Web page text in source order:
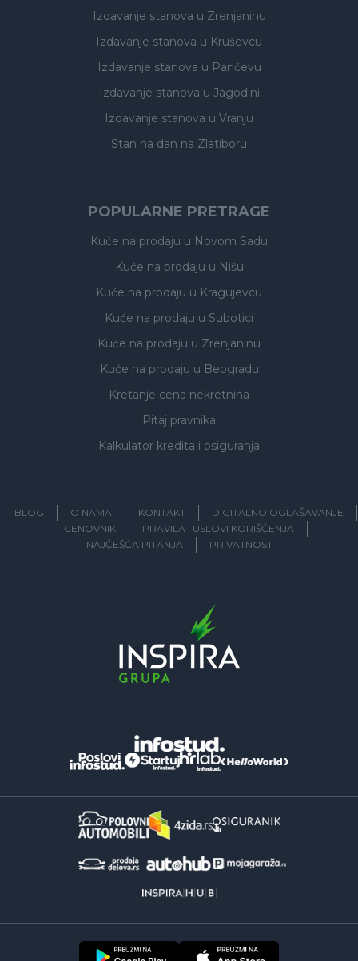
Izdavanje stanova u Zrenjaninu
Izdavanje stanova u Kruševcu
Izdavanje stanova u Pančevu
Izdavanje stanova u Jagodini
Izdavanje stanova u Vranju
Stan na dan na Zlatiboru
POPULARNE PRETRAGE
Kuće na prodaju u Novom Sadu
Kuće na prodaju u Nišu
Kuće na prodaju u Kragujevcu
Kuće na prodaju u Subotici
Kuće na prodaju u Zrenjaninu
Kuće na prodaju u Beogradu
Kretanje cena nekretnina
Pitaj pravnika
Kalkulator kredita i osiguranja
BLOG O NAMA KONTAKT
DIGITALNO OGLAŠAVANJE
CENOVNIK
PRAVILA I USLOVI KORIŠĆENJA
NAJČEŠĆA PITANJA
PRIVATNOST